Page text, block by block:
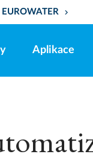
keyboard_arrow_down
Aplikace